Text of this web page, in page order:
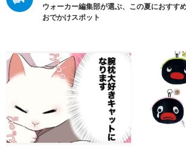
ウォーカー編集部が選ぶ、この夏におすす
おでかけスポット